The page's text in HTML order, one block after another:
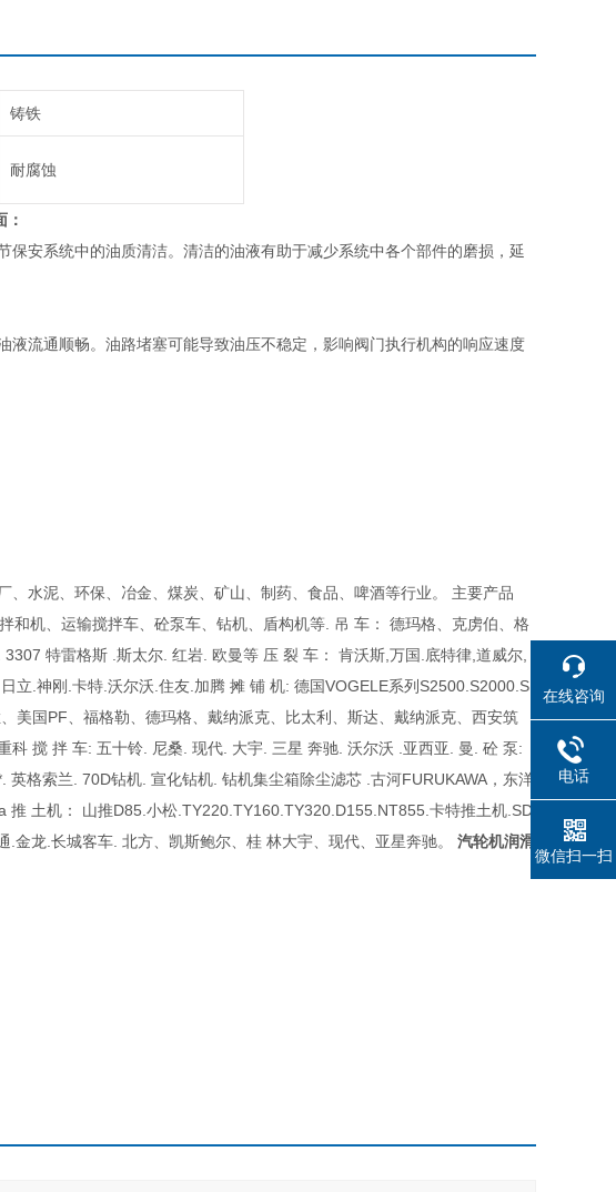
铸铁
耐腐蚀
安系统中的油质清洁。清洁的油液有助于减少系统中各个部件的磨损，延
液流通顺畅。油路堵塞可能导致油压不稳定，影响阀门执行机构的响应速度
水泥、环保、冶金、煤炭、矿山、制药、食品、啤酒等行业。 主要产品
和机、运输搅拌车、砼泵车、钻机、盾构机等. 吊 车： 德玛格、克虏伯、格
特雷格斯 .斯太尔. 红岩. 欧曼等 压 裂 车： 肯沃斯,万国.底特律,道威尔,
立.神刚.卡特.沃尔沃.住友.加腾 摊 铺 机: 德国VOGELE系列S2500.S2000.S
美国PF、福格勒、德玛格、戴纳派克、比太利、斯达、戴纳派克、西安筑
科 搅 拌 车: 五十铃. 尼桑. 现代. 大宇. 三星 奔驰. 沃尔沃 .亚西亚. 曼. 砼 泵:
格索兰. 70D钻机. 宣化钻机. 钻机集尘箱除尘滤芯 .古河FURUKAWA，东洋
土机： 山推D85.小松.TY220.TY160.TY320.D155.NT855.卡特推土机.SD
金龙.长城客车. 北方、凯斯鲍尔、桂 林大宇、现代、亚星奔驰。 汽轮机润滑
在线咨询
电话
微信扫一扫